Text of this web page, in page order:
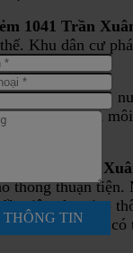
THÔNG TIN
1041 Trần
Khu dân cư
hòa, gần sông
Không gian và
rộng.
1041 Trần
thông thuận tiện.
tiên cho giao
thoải mái, có